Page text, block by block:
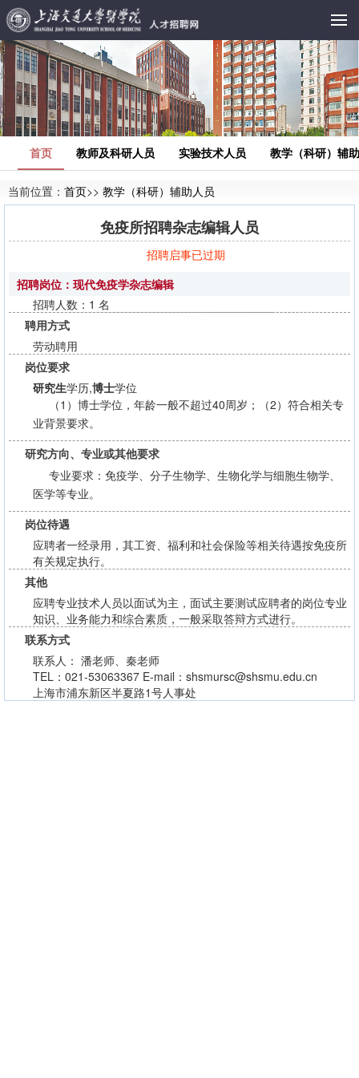
首页 教师及科研人员 实验技术人员 教学（科研）辅
当前位置： 首页>> 教学（科研）辅助人员
免疫所招聘杂志编辑人员
招聘启事已过期
招聘岗位：现代免疫学杂志编辑
招聘人数：1 名
聘用方式
劳动聘用
岗位要求
研究生学历,博士学位
（1）博士学位，年龄一般不超过40周岁；（2）符合相关专
业背景要求。
研究方向、专业或其他要求
专业要求：免疫学、分子生物学、生物化学与细胞生物学、
医学等专业。
岗位待遇
应聘者一经录用，其工资、福利和社会保险等相关待遇按免疫所
有关规定执行。
其他
应聘专业技术人员以面试为主，面试主要测试应聘者的岗位专业
知识、业务能力和综合素质，一般采取答辩方式进行。
联系方式
联系人： 潘老师、秦老师
TEL：021-53063367 E-mail：shsmursc@shsmu.edu.cn
上海市浦东新区半夏路1号人事处